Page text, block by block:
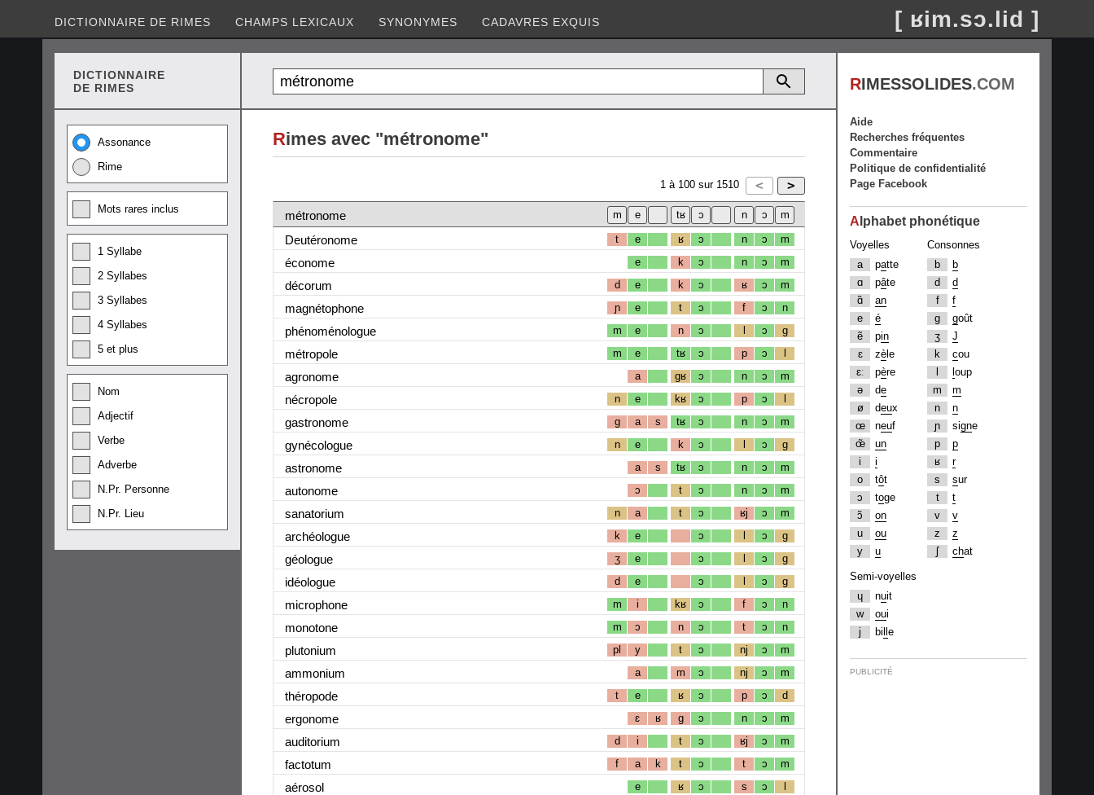
DICTIONNAIRE DE RIMES CHAMPS LEXICAUX SYNONYMES CADAVRES EXQUIS [ ʁim.sɔ.lid ]
DICTIONNAIRE
DE RIMES
Assonance
Rime
Mots rares inclus
1 Syllabe
2 Syllabes
3 Syllabes
4 Syllabes
5 et plus
Nom
Adjectif
Verbe
Adverbe
N.Pr. Personne
N.Pr. Lieu
Rimes avec "métronome"
1 à 100 sur 1510
métronome
Deutéronome
t e ʁ ɔ n ɔ m
économe e k ɔ n ɔ m
décorum d e k ɔ ʁ ɔ m
magnétophone ɲ e t ɔ f ɔ n
phénoménologue m e n ɔ l ɔ g
métropole m e tʁ ɔ p ɔ l
agronome a gʁ ɔ n ɔ m
nécropole n e kʁ ɔ p ɔ l
gastronome g a s tʁ ɔ n ɔ m
gynécologue n e k ɔ l ɔ g
astronome a s tʁ ɔ n ɔ m
autonome ɔ t ɔ n ɔ m
sanatorium n a t ɔ ʁj ɔ m
archéologue k e ɔ l ɔ g
géologue ʒ e ɔ l ɔ g
idéologue d e ɔ l ɔ g
microphone m i kʁ ɔ f ɔ n
monotone m ɔ n ɔ t ɔ n
plutonium pl y t ɔ nj ɔ m
ammonium a m ɔ nj ɔ m
théropode t e ʁ ɔ p ɔ d
ergonome ɛ ʁ g ɔ n ɔ m
auditorium d i t ɔ ʁj ɔ m
factotum f a k t ɔ t ɔ m
aérosol e ʁ ɔ s ɔ l
RIMESSOLIDES.COM
Aide
Recherches fréquentes
Commentaire
Politique de confidentialité
Page Facebook
A lphabet phonétique
Voyelles
a
patte
ɑ
pâte
ɑ̃
an
e
é
ẽ
pin
ɛ
zè le
ɛː
père
ə
de
ø
deux
œ
neuf
œ̃
un
i
i
o
tôt
ɔ
toge
ɔ̃
on
u
ou
y
u
Consonnes
b
b
d
d
f
f
g
goût
ʒ
J
k
cou
oup
m
m
n
n
ɲ
signe
p
p
ʁ
r
s
sur
t
t
v
v
z
z
ʃ
chat
Semi-voyelles
ɥ
nuit
w
oui
j
bi e
PUBLICITÉ